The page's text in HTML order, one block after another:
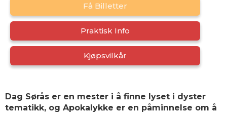
Få Billetter
Praktisk Info
Kjøpsvilkår
Dag Sørås er en mester i å finne lyset i dyster
tematikk, og Apokalykke er en påminnelse om å